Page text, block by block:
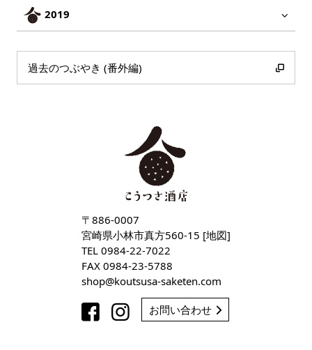
2019
過去のつぶやき (番外編)
〒886-0007
宮崎県小林市真方560-15 [地図]
TEL 0984-22-7022
FAX 0984-23-5788
shop
koutsusa-saketen com
お問い合わせ